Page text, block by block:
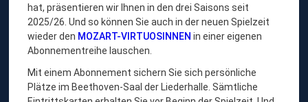
hat, präsentieren wir Ihnen in den drei Saisons seit
2025/26. Und so können Sie auch in der neuen Spielzeit
wieder den MOZART-VIRTUOSINNEN in einer eigenen
Abonnementreihe lauschen.
Mit einem Abonnement sichern Sie sich persönliche
Plätze im Beethoven-Saal der Liederhalle. Sämtliche